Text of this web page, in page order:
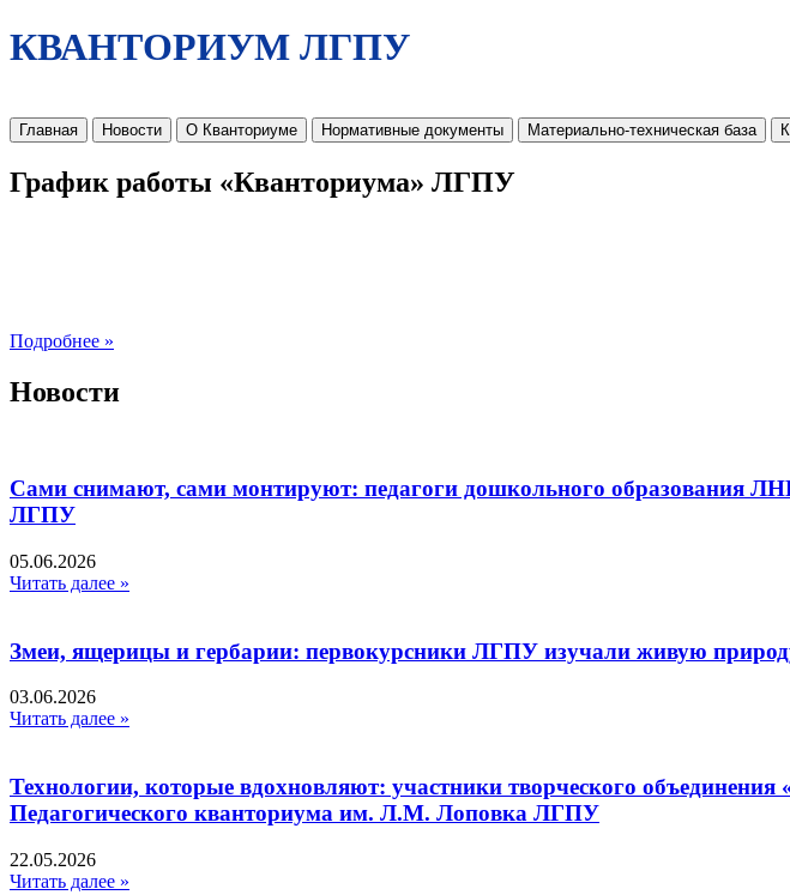
КВАНТОРИУМ ЛГПУ
Главная Новости О Кванториуме Нормативные документы Материально-техническая база
График работы «Кванториума» ЛГПУ
Подробнее »
Новости
Сами снимают, сами монтируют: педагоги дошкольного образования
ЛГПУ​
05.06.2026
Читать далее »
Змеи, ящерицы и гербарии: первокурсники ЛГПУ изучали живую
03.06.2026
Читать далее »
Технологии, которые вдохновляют: участники творческого
Педагогического кванториума им. Л.М. Лоповка ЛГПУ
22.05.2026
Читать далее »